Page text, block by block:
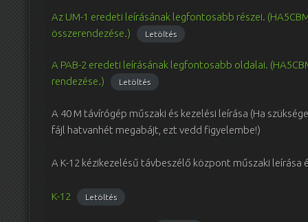
Az UM-1 eredeti leírásának legfontosabb részei.
összerendezése.)
Letöltés
A PAB-2 eredeti leírásának legfontosabb oldalai.
rendezése.)
Letöltés
A 40 M távírógép műszaki és kezelési leírása (Ha
fájl hatvanhét megabájt, ezt vedd figyelembe!)
A K-12 kézikezelésű távbeszélő központ műszaki leírása
K-12 Letöltés